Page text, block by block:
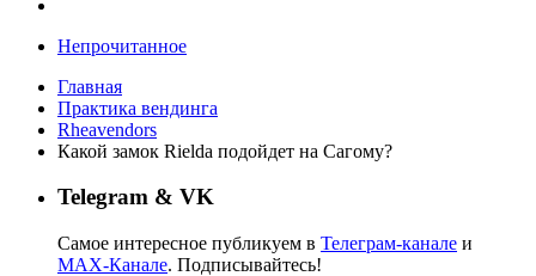
Непрочитанное
Главная
Практика вендинга
Rheavendors
Какой замок Rielda подойдет на Сагому?
Telegram & VK
Самое интересное публикуем в Телеграм-канале и
MAX-Канале. Подписывайтесь!